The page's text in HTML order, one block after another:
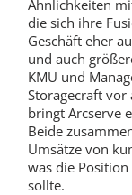
Ähnlichkeiten
die sich ihre
Geschäft eher
und auch
KMU und
Storagecraft vor
bringt Arcserve
Beide
Umsätze von
was die
sollte.